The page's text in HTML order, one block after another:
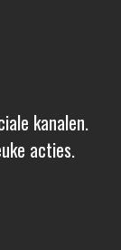
kanalen.
acties.